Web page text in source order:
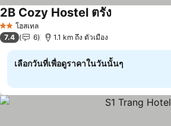
2 ดาวโฮสเทล
2B Cozy Hostel ตรัง
7.4 6 1.1 km ถึง ตัวเมือง
เลือกวันที่เพื่อดูราคาในวันนั้นๆ